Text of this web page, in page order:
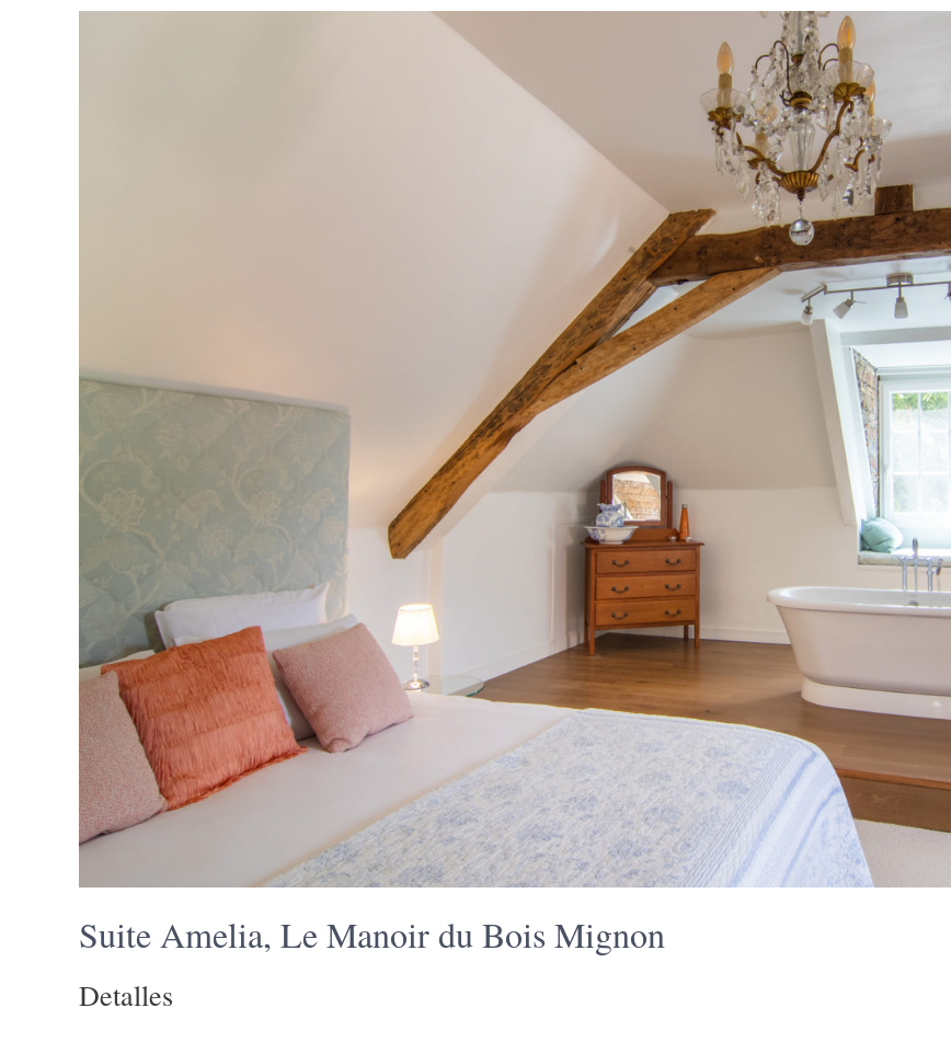
Suite Amelia, Le Manoir du Bois Mignon
Detalles